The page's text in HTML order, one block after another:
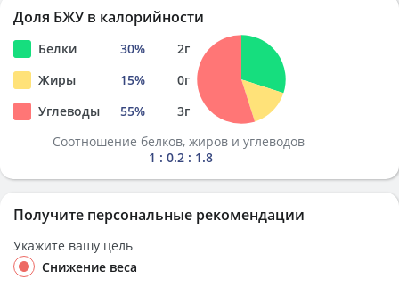
Доля БЖУ в калорийности
Белки 30% 2г
Жиры
15% 0г
Углеводы
55% 3г
Соотношение белков, жиров и углеводов
1 : 0.2 : 1.8
Получите персональные рекомендации
Укажите вашу цель
Снижение веса